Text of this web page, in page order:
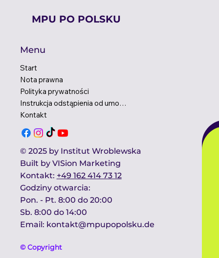
Menu
Start
Nota prawna
Polityka prywatności
Instrukcja odstąpienia od umowy
Kontakt
© 2025 by Institut Wroblewska
Built by VISion Marketing
Kontakt​: +49 162 414 73 12
Godziny otwarcia:​
Pon. - Pt. 8:00 do 20:00
Sb. 8:00 do 14:00 ​
Email: kontakt@mpupopolsku.de
© Copyright
MPU PO POLSKU